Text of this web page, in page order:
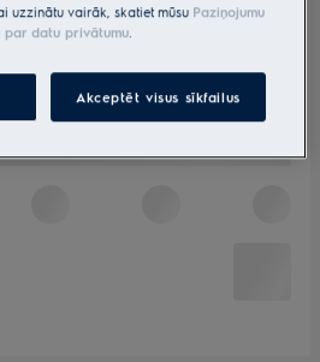
uzzinātu vairāk, skatiet mūsu Paziņojumu
par datu privātumu.
Akceptēt visus sīkfailus